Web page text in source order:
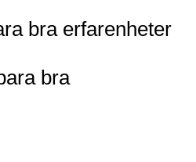
bra erfarenheter